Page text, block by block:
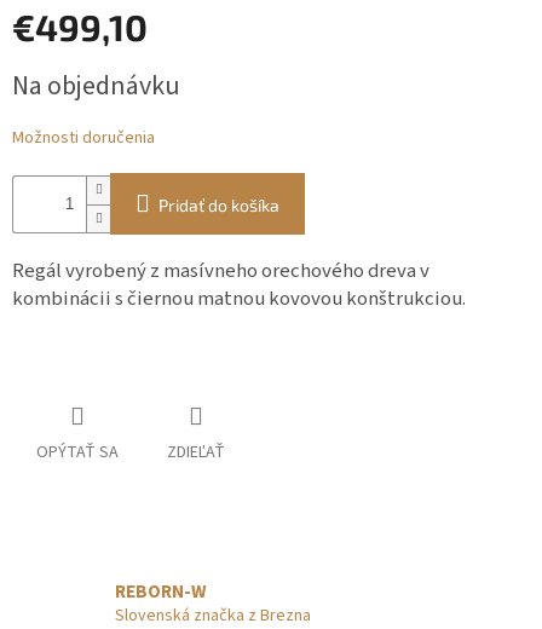
€499,10
cena:
Na objednávku
Možnosti doručenia
Pridať do košíka
Regál vyrobený z masívneho orechového dreva v
kombinácii s čiernou matnou kovovou konštrukciou.
OPÝTAŤ SA ZDIEĽAŤ
REBORN-W
Slovenská značka z Brezna